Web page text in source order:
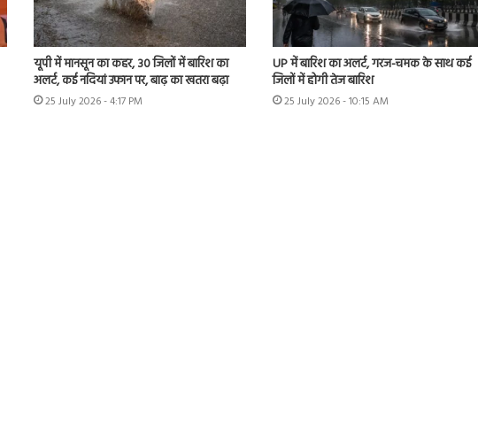
यूपी में मानसून का कहर, 30 जिलों में बारिश का
अलर्ट, कई नदियां उफान पर, बाढ़ का खतरा बढ़ा
25 July 2026 - 4:17 PM
UP में बारिश का अलर्ट, गरज-चमक के साथ कई
जिलों में होगी तेज बारिश
25 July 2026 - 10:15 AM